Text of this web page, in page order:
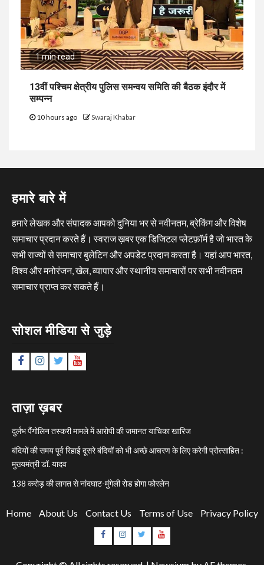
1 min read
13वीं पश्चिम क्षेत्रीय पुलिस समन्वय समिति की बैठक इंदौर में
सम्पन्न
10 hours ago Swaraj Khabar
हमारे बारे में
हमारे लेखक और संपादक आपको दुनिया भर से नवीनतम, ब्रेकिंग और विशेष
समाचार प्रदान करते हैं। स्वराज ख़बर एक डिजिटल प्लेटफ़ॉर्म है जो भारत के
सभी राज्यों से समाचार बुलेटिन और अपडेट प्रदान करता है। यहां आप भारत,
विश्व और मनोरंजन, खेल, व्यापार और स्थानीय समाचारों पर सभी नवीनतम
समाचार प्राप्त कर सकते हैं।
सोशल मीडिया से जुड़े
FacebookInstagram
TwitterYouTube
ताज़ा ख़बर
दुर्लभ पैंगोलिन तस्करी मामले में आरोपी की जमानत याचिका खारिज
बंदियों की समय पूर्व रिहाई दूसरे बंदियों को भी अच्छे आचरण के लिए करेगी प्रोत्साहित :
मुख्यमंत्री डॉ. यादव
138 करोड़ की लागत से नांदघाट-मुंगेली रोड होगा फोरलेन
Home About Us Contact Us Terms of Use Privacy Policy
Facebook
Instagram
TwitterYouTube